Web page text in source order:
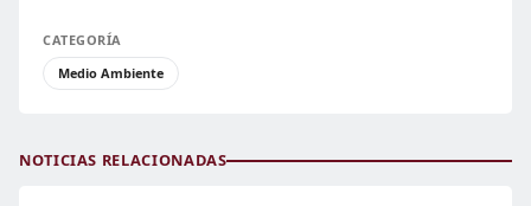
CATEGORÍA
Medio Ambiente
NOTICIAS RELACIONADAS